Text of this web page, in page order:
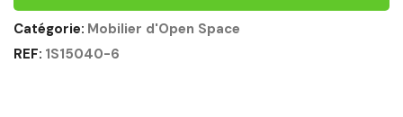
Catégorie: Mobilier d'Open Space
REF: 1S15040-6